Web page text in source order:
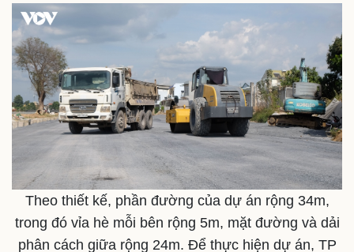
Theo thiết kế, phần đường của dự án rộng 34m,
trong đó vỉa hè mỗi bên rộng 5m, mặt đường và dải
phân cách giữa rộng 24m. Để thực hiện dự án, TP